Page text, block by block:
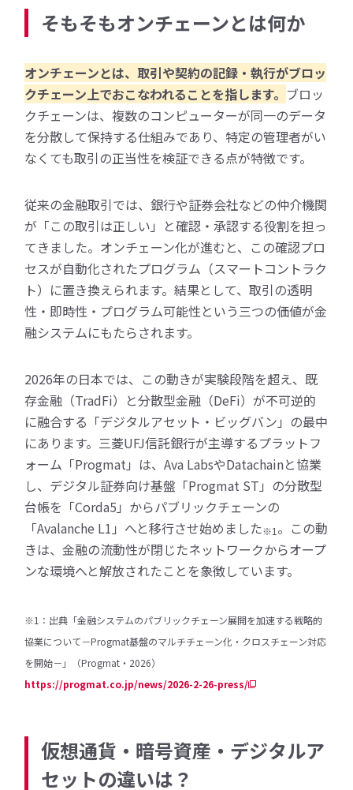
そもそもオンチェーンとは何か
オンチェーンとは、取引や契約の記録・執行がブロッ
クチェーン上でおこなわれることを指します。 ブロッ
クチェーンは、複数のコンピューターが同一のデータ
を分散して保持する仕組みであり、特定の管理者がい
なくても取引の正当性を検証できる点が特徴です。
従来の金融取引では、銀行や証券会社などの仲介機関
が「この取引は正しい」と確認・承認する役割を担っ
てきました。オンチェーン化が進むと、この確認プロ
セスが自動化されたプログラム（スマートコントラク
ト）に置き換えられます。結果として、取引の透明
性・即時性・プログラム可能性という三つの価値が金
融システムにもたらされます。
2026年の日本では、この動きが実験段階を超え、既
存金融（TradFi）と分散型金融（DeFi）が不可逆的
に融合する「デジタルアセット・ビッグバン」の最中
にあります。三菱UFJ信託銀行が主導するプラットフ
ォーム「Progmat」は、Ava LabsやDatachainと協業
し、デジタル証券向け基盤「Progmat ST」の分散型
台帳を「Corda5」からパブリックチェーンの
「Avalanche L1」へと移行させ始めました※1 。この動
きは、金融の流動性が閉じたネットワークからオープ
ンな環境へと解放されたことを象徴しています。
※1：出典「金融システムのパブリックチェーン展開を加速する戦略的
協業について－Progmat基盤のマルチチェーン化・クロスチェーン対応
を開始－」（Progmat・2026）
https://progmat.co.jp/news/2026-2-26-press/
仮想通貨・暗号資産・デジタルア
セットの違いは？